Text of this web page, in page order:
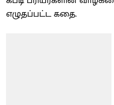
எழுதப்பட்ட கதை.